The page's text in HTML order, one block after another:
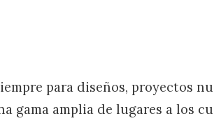
para diseños, proyectos
gama amplia de lugares a los